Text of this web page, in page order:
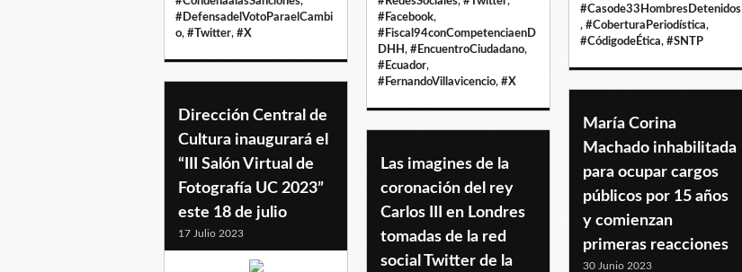
#DefensadelVotoParaelCambi
o, #Twitter, #X
#Facebook,
#Fiscal94conCompetenciaenD
DHH, #EncuentroCiudadano,
#Ecuador,
#FernandoVillavicencio, #X
#Casode33HombresDetenidos
, #CoberturaPeriodística,
#CódigodeÉtica, #SNTP
Dirección Central de
Cultura inaugurará el
“III Salón Virtual de
Fotografía UC 2023”
este 18 de julio
17 Julio 2023
María Corina
Machado inhabilitada
para ocupar cargos
públicos por 15 años
y comienzan
primeras reacciones
30 Junio 2023
Las imagines de la
coronación del rey
Carlos III en Londres
tomadas de la red
social Twitter de la